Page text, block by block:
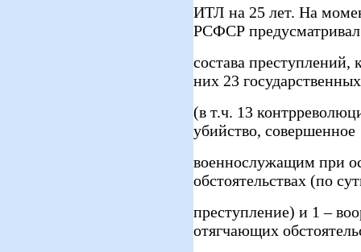
ИТЛ на 25 лет. На
РСФСР
состава
них 23 государственных
(в т.ч. 13
убийство, совершенное
военнослужащим при
обстоятельствах (по
преступление) и 1 –
отягчающих